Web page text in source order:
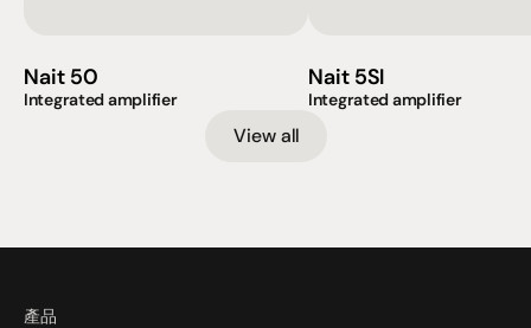
Nait 50
Integrated amplifier
Nait 5SI
Integrated amplifier
View all
產品